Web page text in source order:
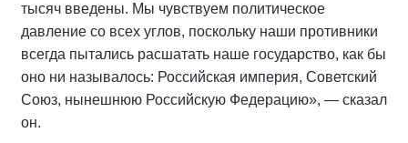
тысяч введены. Мы чувствуем политическое
давление со всех углов, поскольку наши противники
всегда пытались расшатать наше государство, как бы
оно ни называлось: Российская империя, Советский
Союз, нынешнюю Российскую Федерацию», — сказал
он.